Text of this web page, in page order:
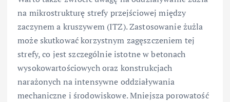
na mikrostrukturę strefy przejściowej między
zaczynem a kruszywem (ITZ). Zastosowanie żużla
może skutkować korzystnym zagęszczeniem tej
strefy, co jest szczególnie istotne w betonach
wysokowartościowych oraz konstrukcjach
narażonych na intensywne oddziaływania
mechaniczne i środowiskowe. Mniejsza porowatość